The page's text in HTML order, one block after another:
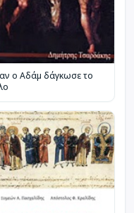
ο Αδάμ δάγκωσε το